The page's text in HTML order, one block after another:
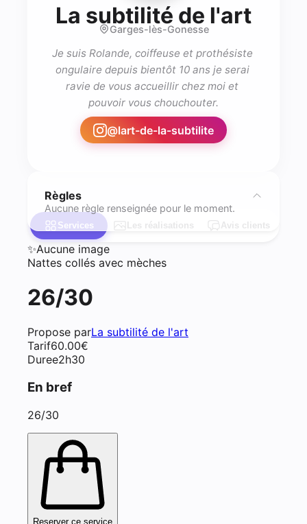
La subtilité de l'art-
Garges-lès-Gonesse
Je suis Rolande, coiffeuse et prothésiste
ongulaire depuis bientôt 10 ans je serai
ravie de vous accueillir chez moi et
pouvoir vous chouchouter.
@lart-de-la-subtilite
Règles
Aucune règle renseignée pour le moment.
Services Les réalisations Avis clients
✨Aucune image
Nattes collés avec mèches
26/30
Propose parLa subtilité de l'art
Tarif60.00€
Duree2h30
En bref
26/30
Reserver ce service